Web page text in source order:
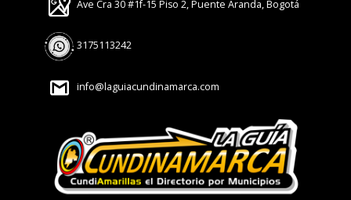
Ave Cra 30 #1f-15 Piso 2, Puente Aranda, Bogotá
3175113242
info@laguiacundinamarca.com